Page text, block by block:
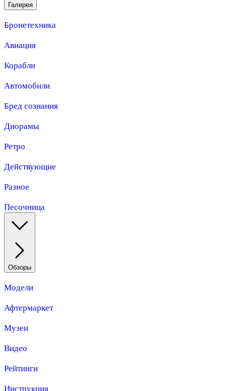
Галерея
Бронетехника
Авиация
Корабли
Автомобили
Бред сознания
Диорамы
Ретро
Действующие
Разное
Песочница
Обзоры
Модели
Афтермаркет
Музеи
Видео
Рейтинги
Инструкция